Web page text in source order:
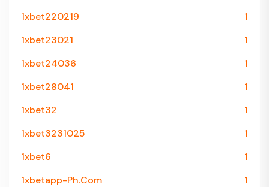
1xbet220219
1
1xbet23021
1
1xbet24036
1
1xbet28041
1
1xbet32
1
1xbet3231025
1
1xbet6
1
1xbetapp-Ph.com
1